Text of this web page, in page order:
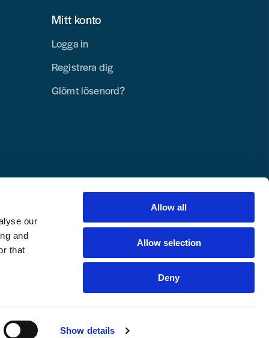
our
and
that
Show details
Allow all
Allow selection
Deny
Mitt konto
Logga in
Registrera dig
Glömt lösenord?
Copyright © 2025 Toolab Verktyg AB.